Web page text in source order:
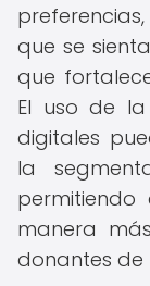
que se
que
El uso de
digitales
la
manera
donantes de